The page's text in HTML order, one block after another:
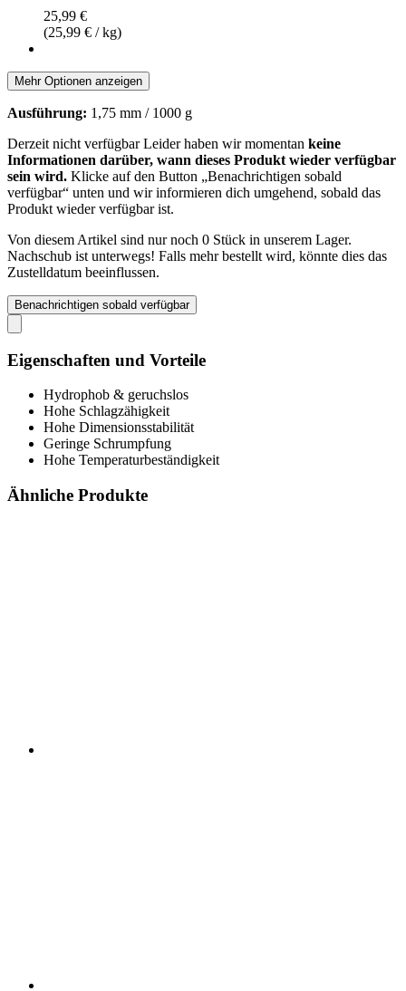
25,99 €
(25,99 € / kg)
Mehr Optionen anzeigen
Ausführung: 1,75 mm / 1000 g
Derzeit nicht verfügbarLeider haben wir momentan keine
Informationen darüber, wann dieses Produkt wieder verfügbar
sein wird. Klicke auf den Button „Benachrichtigen sobald
verfügbar“ unten und wir informieren dich umgehend, sobald das
Produkt wieder verfügbar ist.
Von diesem Artikel sind nur noch 0 Stück in unserem Lager.
Nachschub ist unterwegs! Falls mehr bestellt wird, könnte dies das
Zustelldatum beeinflussen.
Benachrichtigen sobald verfügbar
Eigenschaften und Vorteile
Hydrophob & geruchslos
Hohe Schlagzähigkeit
Hohe Dimensionsstabilität
Geringe Schrumpfung
Hohe Temperaturbeständigkeit
Ähnliche Produkte